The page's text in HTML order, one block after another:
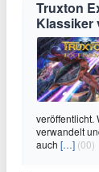
Truxton
Klassiker
veröffentlicht.
verwandelt
auch […] (00)